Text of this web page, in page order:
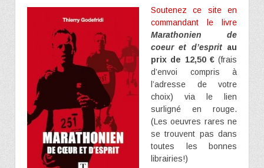
Soutenez ce site en
commandant le livre
Marathonien de
coeur et d’espritau
prix de 12,50 €(frais
d’envoi compris à
l’adresse de votre
choix) via le lien
surligné en rouge.
(Les oeuvres rares ne
se trouvent pas dans
toutes les bonnes
librairies!)